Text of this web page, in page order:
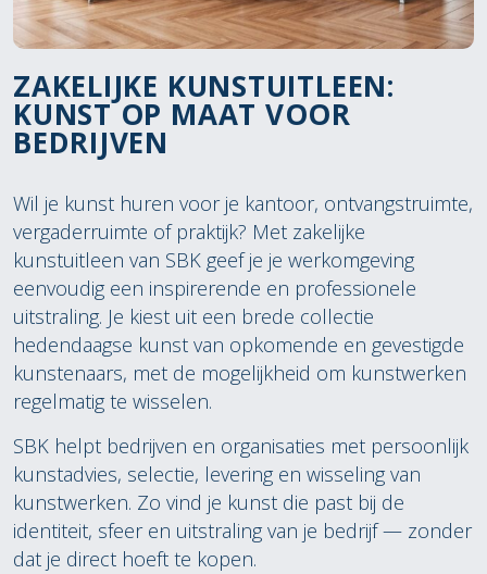
ZAKELIJKE KUNSTUITLEEN:
KUNST OP MAAT VOOR
BEDRIJVEN
Wil je kunst huren voor je kantoor, ontvangstruimte,
vergaderruimte of praktijk? Met zakelijke
kunstuitleen van SBK geef je je werkomgeving
eenvoudig een inspirerende en professionele
uitstraling. Je kiest uit een brede collectie
hedendaagse kunst van opkomende en gevestigde
kunstenaars, met de mogelijkheid om kunstwerken
regelmatig te wisselen.
SBK helpt bedrijven en organisaties met persoonlijk
kunstadvies, selectie, levering en wisseling van
kunstwerken. Zo vind je kunst die past bij de
identiteit, sfeer en uitstraling van je bedrijf — zonder
dat je direct hoeft te kopen.